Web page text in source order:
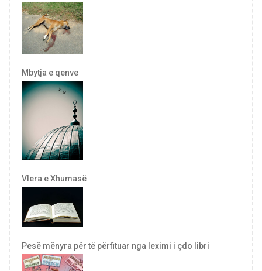
Mbytja e qenve
Vlera e Xhumasë
Pesë mënyra për të përfituar nga leximi i çdo libri